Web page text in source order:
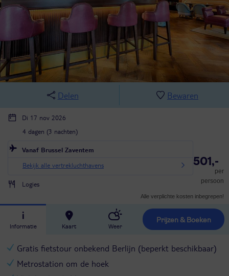
Delen Bewaren
Di 17 nov 2026
4 dagen (3 nachten)
Vanaf Brussel Zaventem
Bekijk alle vertrekluchthavens
Logies
501,-
per
persoon
Alle verplichte kosten inbegrepen!
Informatie Kaart Weer
Prijzen & Boeken
Gratis fietstour onbekend Berlijn (beperkt beschikbaar)
Metrostation om de hoek